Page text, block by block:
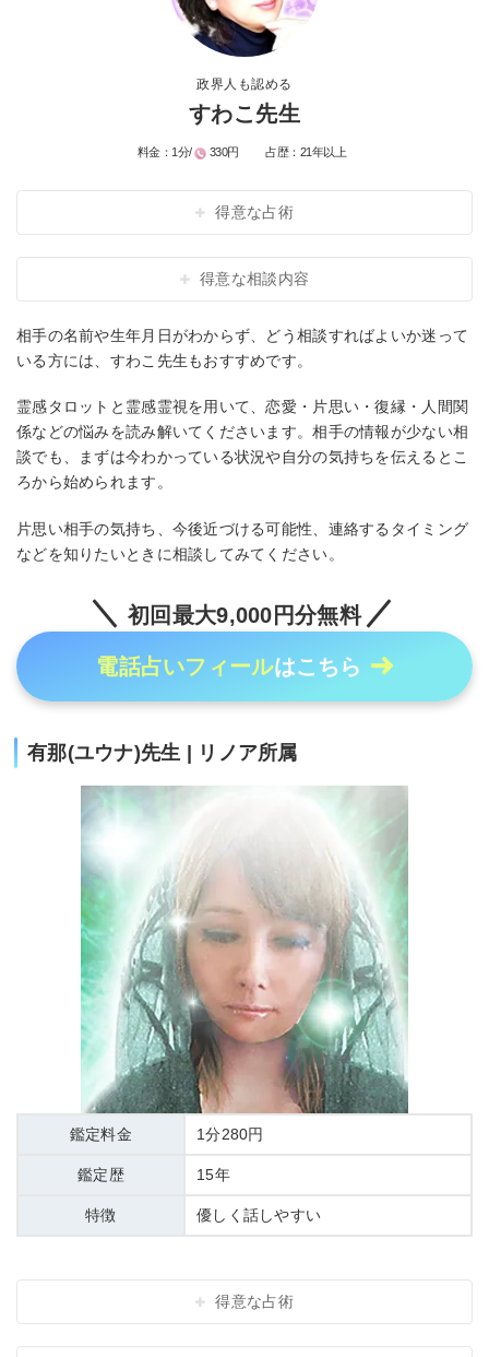
政界人も認める
すわこ先生
料金： 1分/ 330円 占歴： 21年以上
得意な占術
得意な相談内容
相手の名前や生年月日がわからず、どう相談すればよいか迷って
いる方には、すわこ先生もおすすめです。
霊感タロットと霊感霊視を用いて、恋愛・片思い・復縁・人間関
係などの悩みを読み解いてくださいます。相手の情報が少ない相
談でも、まずは今わかっている状況や自分の気持ちを伝えるとこ
ろから始められます。
片思い相手の気持ち、今後近づける可能性、連絡するタイミング
などを知りたいときに相談してみてください。
初回最大9,000円分無料
電話占いフィールはこちら
有那(ユウナ)先生 | リノア所属
鑑定料金 1分280円
鑑定歴 15年
特徴 優しく話しやすい
得意な占術